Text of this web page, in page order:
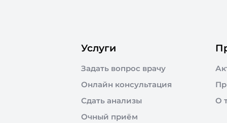
Услуги
Задать вопрос врачу
Онлайн консультация
Сдать анализы
Очный приём
О